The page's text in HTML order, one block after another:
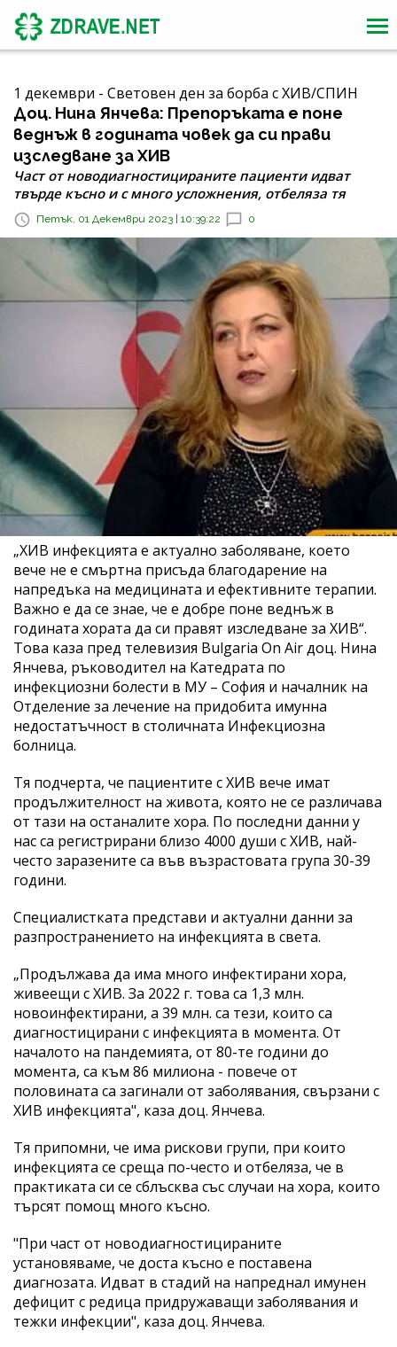
1 декември - Световен ден за борба с ХИВ/СПИН
Доц. Нина Янчева: Препоръката е поне
веднъж в годината човек да си прави
изследване за ХИВ
Част от новодиагностицираните пациенти идват
твърде късно и с много усложнения, отбеляза тя
Петък, 01 Декември 2023 | 10:39:22 0
„ХИВ инфекцията е актуално заболяване, което
вече не е смъртна присъда благодарение на
напредъка на медицината и ефективните терапии.
Важно е да се знае, че е добре поне веднъж в
годината хората да си правят изследване за ХИВ“.
Това каза пред телевизия Bulgaria On Air доц. Нина
Янчева, ръководител на Катедрата по
инфекциозни болести в МУ – София и началник на
Отделение за лечение на придобита имунна
недостатъчност в столичната Инфекциозна
болница.
Тя подчерта, че пациентите с ХИВ вече имат
продължителност на живота, която не се различава
от тази на останалите хора. По последни данни у
нас са регистрирани близо 4000 души с ХИВ, най-
често заразените са във възрастовата група 30-39
години.
Специалистката представи и актуални данни за
разпространението на инфекцията в света.
„Продължава да има много инфектирани хора,
живеещи с ХИВ. За 2022 г. това са 1,3 млн.
новоинфектирани, а 39 млн. са тези, които са
диагностицирани с инфекцията в момента. От
началото на пандемията, от 80-те години до
момента, са към 86 милиона - повече от
половината са загинали от заболявания, свързани с
ХИВ инфекцията", каза доц. Янчева.
Тя припомни, че има рискови групи, при които
инфекцията се среща по-често и отбеляза, че в
практиката си се сблъсква със случаи на хора, които
търсят помощ много късно.
"При част от новодиагностицираните
установяваме, че доста късно е поставена
диагнозата. Идват в стадий на напреднал имунен
дефицит с редица придружаващи заболявания и
тежки инфекции", каза доц. Янчева.